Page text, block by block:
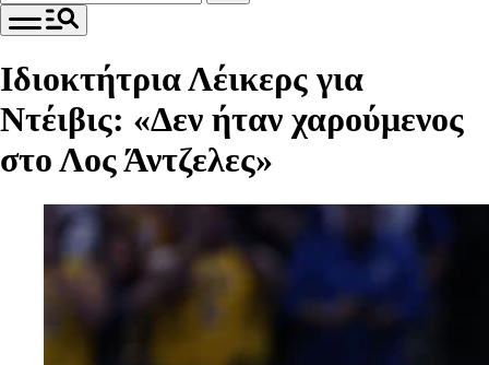
Ιδιοκτήτρια Λέικερς για
Ντέιβις: «Δεν ήταν χαρούμενος
στο Λος Άντζελες»